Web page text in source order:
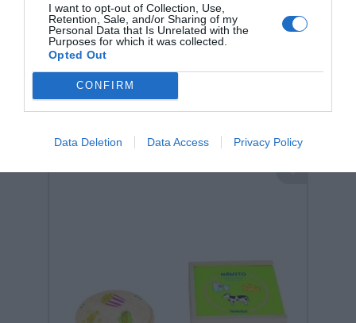
I want to opt-out of Collection, Use,
Retention, Sale, and/or Sharing of my
Personal Data that Is Unrelated with the
Purposes for which it was collected.
Opted Out
CONFIRM
Data Deletion Data Access Privacy Policy
Σχετικά προϊόντα